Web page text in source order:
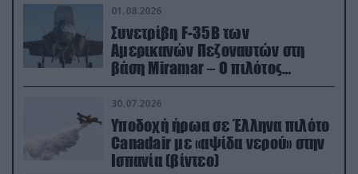
01.08.2026
Συνετρίβη F-35B των
Αμερικανών Πεζοναυτών στη
βάση Miramar – Ο πιλότος
εκτινάχθηκε εγκαίρως
30.07.2026
Υποδοχή ήρωα σε Έλληνα πιλότο
Canadair με «αψίδα νερού» στην
Ισπανία (βίντεο)